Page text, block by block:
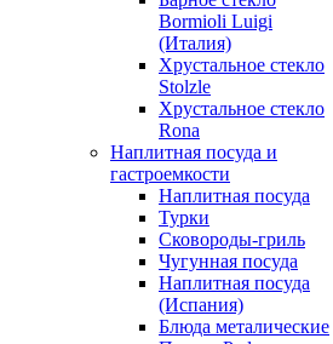
Bormioli Luigi
(Италия)
Хрустальное стекло
Stolzle
Хрустальное стекло
Rona
Наплитная посуда и
гастроемкости
Наплитная посуда
Турки
Сковороды-гриль
Чугунная посуда
Наплитная посуда
(Испания)
Блюда металические